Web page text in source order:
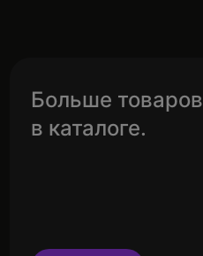
Больше товаров
в каталоге.